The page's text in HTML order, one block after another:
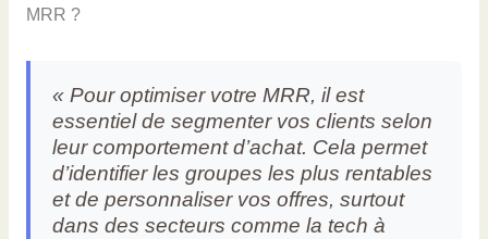
MRR ?
« Pour optimiser votre MRR, il est
essentiel de segmenter vos clients selon
leur comportement d’achat. Cela permet
d’identifier les groupes les plus rentables
et de personnaliser vos offres, surtout
dans des secteurs comme la tech à